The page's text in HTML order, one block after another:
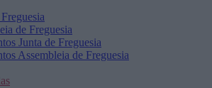
de Freguesia
Junta de Freguesia
Assembleia de Freguesia